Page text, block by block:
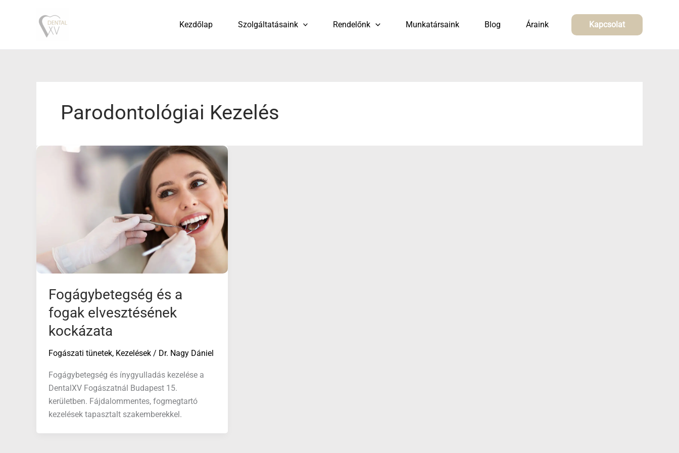
Kezdőlap Szolgáltatásaink Rendelőnk Munkatársaink Blog Áraink Kapcsolat
Parodontológiai Kezelés
Fogágybetegség és a
fogak elvesztésének
kockázata
Fogászati tünetek, Kezelések / Dr. Nagy Dániel
Fogágybetegség és ínygyulladás kezelése a
DentalXV Fogászatnál Budapest 15.
kerületben. Fájdalommentes, fogmegtartó
kezelések tapasztalt szakemberekkel.